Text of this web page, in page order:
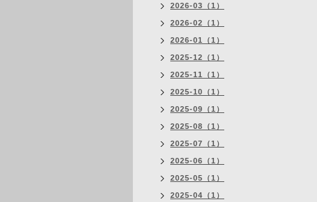
2026-03（1）
2026-02（1）
2026-01（1）
2025-12（1）
2025-11（1）
2025-10（1）
2025-09（1）
2025-08（1）
2025-07（1）
2025-06（1）
2025-05（1）
2025-04（1）